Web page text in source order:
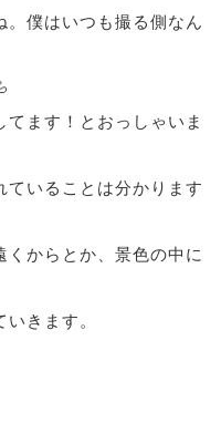
。僕はいつも撮る側なん
ます！とおっしゃいま
ていることは分かります
からとか、景色の中に
きます。